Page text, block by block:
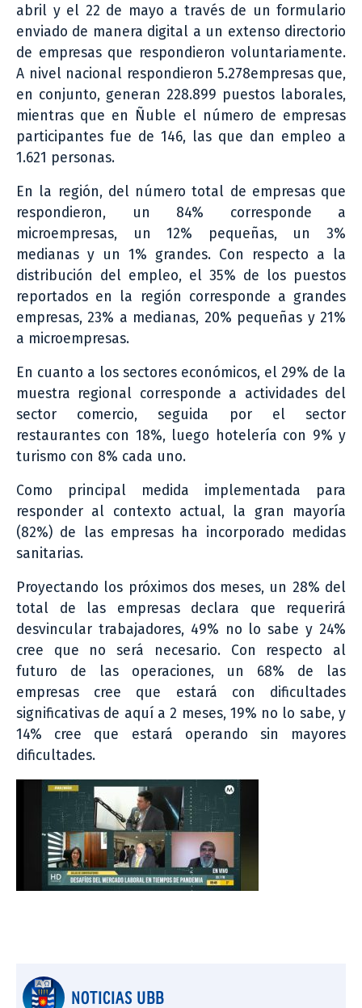
abril y el 22 de mayo a través de un formulario
enviado de manera digital a un extenso directorio
de empresas que respondieron voluntariamente.
A nivel nacional respondieron 5.278empresas que,
en conjunto, generan 228.899 puestos laborales,
mientras que en Ñuble el número de empresas
participantes fue de 146, las que dan empleo a
1.621 personas.
En la región, del número total de empresas que
respondieron, un 84% corresponde a
microempresas, un 12% pequeñas, un 3%
medianas y un 1% grandes. Con respecto a la
distribución del empleo, el 35% de los puestos
reportados en la región corresponde a grandes
empresas, 23% a medianas, 20% pequeñas y 21%
a microempresas.
En cuanto a los sectores económicos, el 29% de la
muestra regional corresponde a actividades del
sector comercio, seguida por el sector
restaurantes con 18%, luego hotelería con 9% y
turismo con 8% cada uno.
Como principal medida implementada para
responder al contexto actual, la gran mayoría
(82%) de las empresas ha incorporado medidas
sanitarias.
Proyectando los próximos dos meses, un 28% del
total de las empresas declara que requerirá
desvincular trabajadores, 49% no lo sabe y 24%
cree que no será necesario. Con respecto al
futuro de las operaciones, un 68% de las
empresas cree que estará con dificultades
significativas de aquí a 2 meses, 19% no lo sabe, y
14% cree que estará operando sin mayores
dificultades.
NOTICIAS UBB